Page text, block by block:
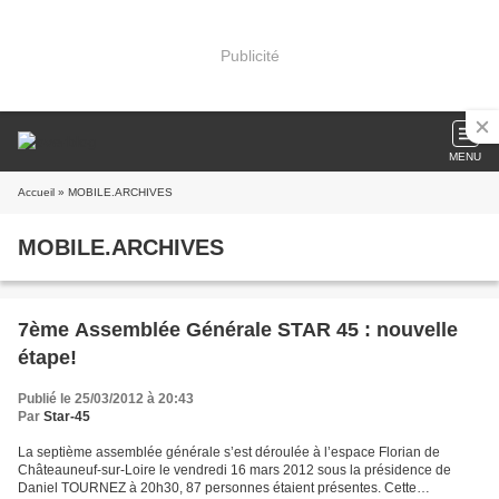
Publicité
MENU
Accueil » MOBILE.ARCHIVES
MOBILE.ARCHIVES
7ème Assemblée Générale STAR 45 : nouvelle
étape!
Publié le 25/03/2012 à 20:43
Par Star-45
La septième assemblée générale s’est déroulée à l’espace Florian de
Châteauneuf-sur-Loire le vendredi 16 mars 2012 sous la présidence de
Daniel TOURNEZ à 20h30, 87 personnes étaient présentes. Cette